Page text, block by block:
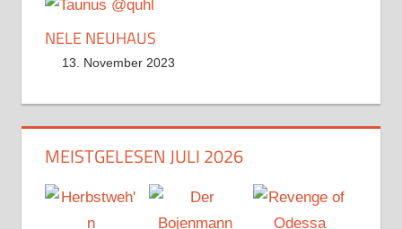
NELE NEUHAUS
13. November 2023
MEISTGELESEN JULI 2026